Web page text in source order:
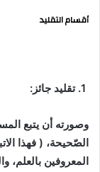
أقسام التقليد
وصورته أن يتبع
الصّحيحة، ( فهذا
المعروفين